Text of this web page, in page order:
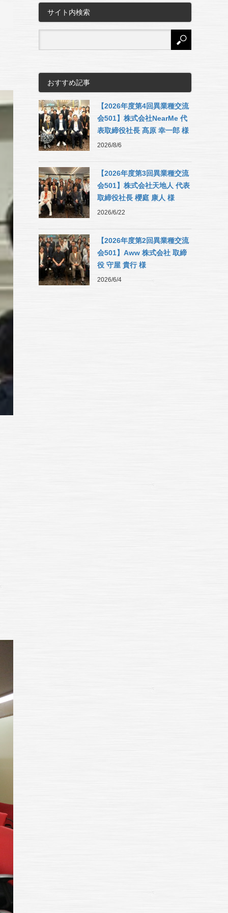
サイト内検索
おすすめ記事
【2026年度第4回異業種交流
会501】株式会社NearMe 代
表取締役社長 髙原 幸一郎 様
2026/8/6
【2026年度第3回異業種交流
会501】株式会社天地人 代表
取締役社長 櫻庭 康人 様
2026/6/22
【2026年度第2回異業種交流
会501】Aww 株式会社 取締
役 守屋 貴行 様
2026/6/4